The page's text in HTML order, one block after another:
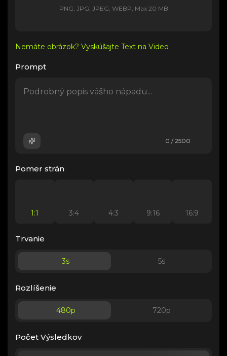
PNG, JPG, JPEG, WEBP, Max 20 MB
Nemáte obrázok? Vyskúšajte Text na Video
Prompt
0 / 2500
Pomer strán
1:1 3:4 4:3 9:16 16:9
Trvanie
3s 5s
Rozlíšenie
480p 720p
Počet Výsledkov